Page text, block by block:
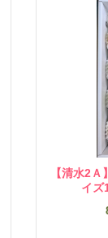
【清水2
イズ